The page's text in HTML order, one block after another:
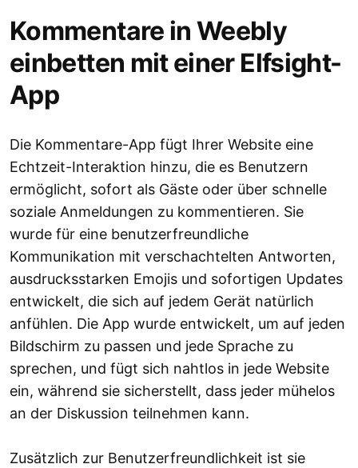
Kommentare in Weebly
einbetten mit einer Elfsight-
App
Die Kommentare-App fügt Ihrer Website eine
Echtzeit-Interaktion hinzu, die es Benutzern
ermöglicht, sofort als Gäste oder über schnelle
soziale Anmeldungen zu kommentieren. Sie
wurde für eine benutzerfreundliche
Kommunikation mit verschachtelten Antworten,
ausdrucksstarken Emojis und sofortigen Updates
entwickelt, die sich auf jedem Gerät natürlich
anfühlen. Die App wurde entwickelt, um auf jeden
Bildschirm zu passen und jede Sprache zu
sprechen, und fügt sich nahtlos in jede Website
ein, während sie sicherstellt, dass jeder mühelos
an der Diskussion teilnehmen kann.
Zusätzlich zur Benutzerfreundlichkeit ist sie